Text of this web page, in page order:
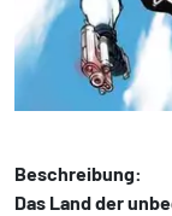
Beschreibung:
Das Land der